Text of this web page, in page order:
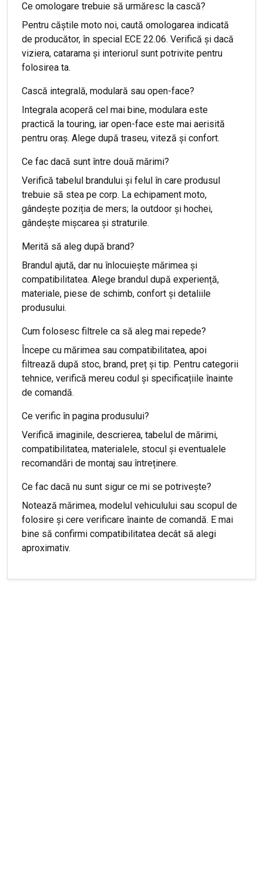
Ce omologare trebuie să urmăresc la cască?
Pentru căștile moto noi, caută omologarea indicată
de producător, în special ECE 22.06. Verifică și dacă
viziera, catarama și interiorul sunt potrivite pentru
folosirea ta.
Cască integrală, modulară sau open-face?
Integrala acoperă cel mai bine, modulara este
practică la touring, iar open-face este mai aerisită
pentru oraș. Alege după traseu, viteză și confort.
Ce fac dacă sunt între două mărimi?
Verifică tabelul brandului și felul în care produsul
trebuie să stea pe corp. La echipament moto,
gândește poziția de mers; la outdoor și hochei,
gândește mișcarea și straturile.
Merită să aleg după brand?
Brandul ajută, dar nu înlocuiește mărimea și
compatibilitatea. Alege brandul după experiență,
materiale, piese de schimb, confort și detaliile
produsului.
Cum folosesc filtrele ca să aleg mai repede?
Începe cu mărimea sau compatibilitatea, apoi
filtrează după stoc, brand, preț și tip. Pentru categorii
tehnice, verifică mereu codul și specificațiile înainte
de comandă.
Ce verific în pagina produsului?
Verifică imaginile, descrierea, tabelul de mărimi,
compatibilitatea, materialele, stocul și eventualele
recomandări de montaj sau întreținere.
Ce fac dacă nu sunt sigur ce mi se potrivește?
Notează mărimea, modelul vehiculului sau scopul de
folosire și cere verificare înainte de comandă. E mai
bine să confirmi compatibilitatea decât să alegi
aproximativ.